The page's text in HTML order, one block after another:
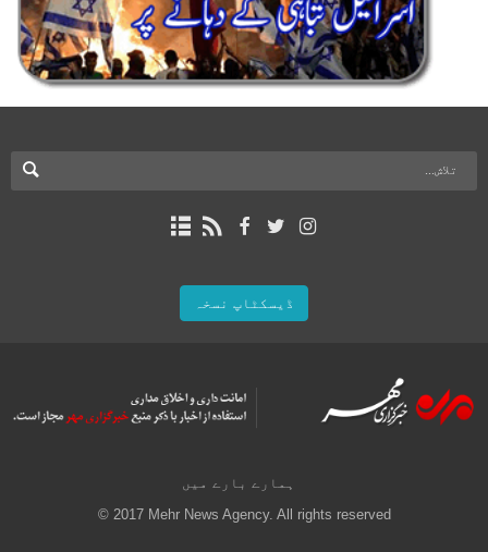
ڈیسکٹاپ نسخہ
ہمارے بارے میں
© 2017 Mehr News Agency. All rights reserved